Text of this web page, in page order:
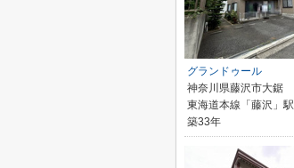
グランドゥール
神奈川県藤沢市大鋸
東海道本線「藤沢」駅
築33年